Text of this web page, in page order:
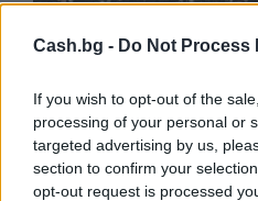
Cash.bg - Do Not Process
If you wish to opt-out of the
processing of your personal or
targeted advertising by us,
section to confirm your
opt-out request is processed